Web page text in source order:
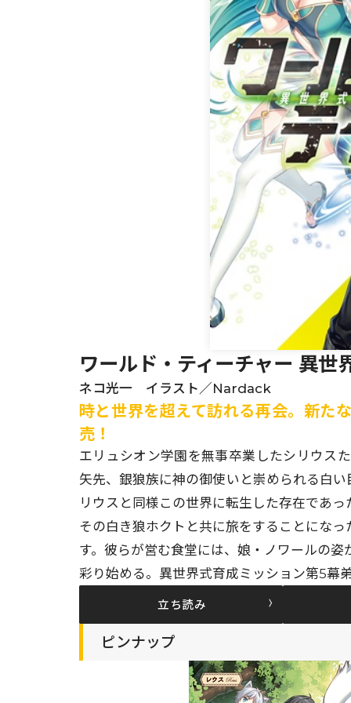
ワールド・ティーチャー 異世
ネコ光一 イラスト／Nardack
時と世界を超えて訪れる再会。新た
売！
エリュシオン学園を無事卒業したシリウス
矢先、銀狼族に神の御使いと崇められる白
リウスと同様この世界に転生した存在であっ
その白き狼ホクトと共に旅をすることにな
す。彼らが営む食堂には、娘・ノワールの
彩り始める。異世界式育成ミッション第5幕
立ち読み
ピンナップ